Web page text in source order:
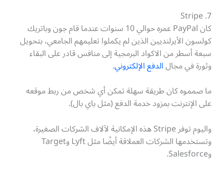
Stripe .7
كان PayPal عمره حوالي 10 سنوات عندما قام جون وباتريك
كولسون الأيرلنديين الذين لم يكملوا تعليمهم الجامعي، بتحويل
سبعة أسطر من الاكواد البرمجية إلى منافس قادر على البقاء
وثورة في مجالالدفع الإلكتروني.
ما صمموه كان طريقة سهلة تمكن أي شخص من ربط موقعه
على الإنترنت بمزود خدمة الدفع (مثل باي بال).
واليوم توفر Stripe هذه الإمكانية لآلاف الشركات الصغيرة،
وتستخدمها الشركات العملاقة أيضًا مثل Lyft وTarget
وSalesforce.